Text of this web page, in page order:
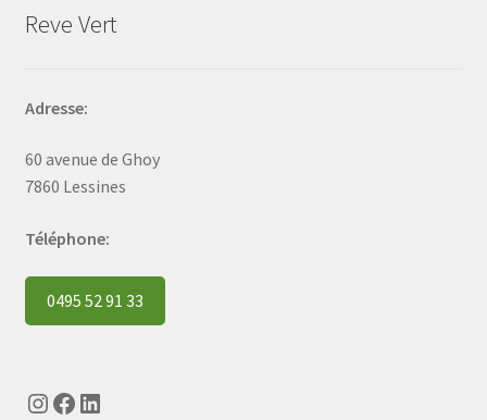
Reve Vert
Adresse:
60 avenue de Ghoy
7860 Lessines
Téléphone:
0495 52 91 33
Instagram
Facebook
LinkedIn